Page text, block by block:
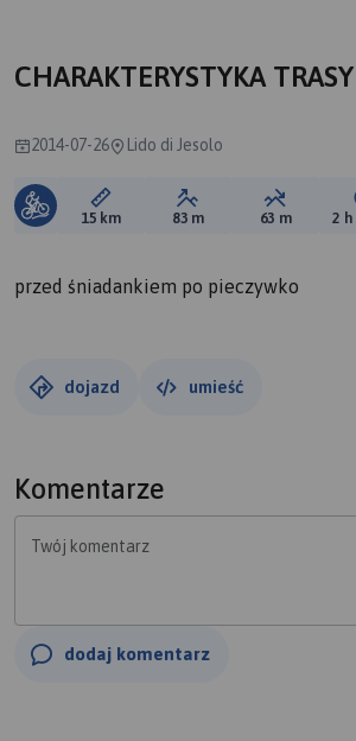
CHARAKTERYSTYKA TRASY
2014-07-26 Lido di Jesolo
Długość trasy:
15 km Suma przewyższeń:
83 m Suma
63 m 2 h
przed śniadankiem po pieczywko
dojazd umieść
Komentarze
Twój komentarz
dodaj komentarz